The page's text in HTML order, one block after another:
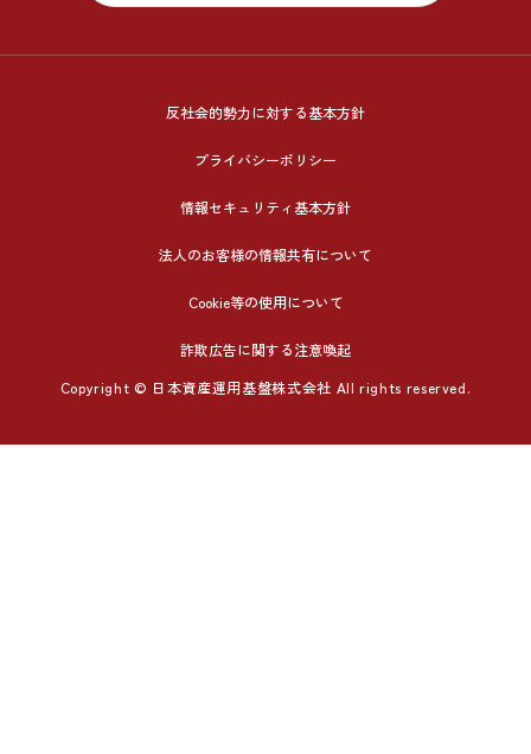
反社会的勢力に対する基本方針
プライバシーポリシー
情報セキュリティ基本方針
法人のお客様の情報共有について
Cookie等の使用について
詐欺広告に関する注意喚起
Copyright © 日本資産運用基盤株式会社 All rights reserved.